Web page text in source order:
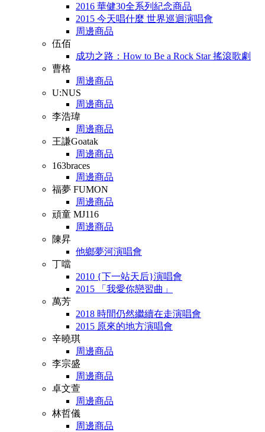
2016 華健30全系列紀念商品
2015 今天唱什麼 世界巡迴演唱會
周邊商品
伍佰
成功之路：How to Be a Rock Star 搖滾歌劇
曹格
周邊商品
U:NUS
周邊商品
李浩瑋
周邊商品
王謙Goatak
周邊商品
163braces
周邊商品
福夢 FUMON
周邊商品
頑童 MJ116
周邊商品
陳昇
他鄉夢河演唱會
丁噹
2010 {下一站天后}演唱會
2015 「我愛你戀習曲」
萬芳
2018 時間仍然繼續在走演唱會
2015 原來的地方演唱會
辛曉琪
周邊商品
李宗盛
周邊商品
卓文萱
周邊商品
林哲儀
周邊商品